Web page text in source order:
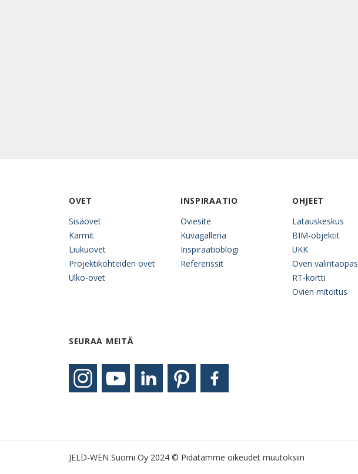
OVET
Sisäovet
Karmit
Liukuovet
Projektikohteiden ovet
Ulko-ovet
INSPIRAATIO
Oviesite
Kuvagalleria
Inspiraatioblogi
Referenssit
OHJEET
Latauskeskus
BIM-objektit
UKK
Oven valintaopas
RT-kortti
Ovien mitoitus
SEURAA MEITÄ
JELD-WEN Suomi Oy 2024 © Pidätämme oikeudet muutoksiin